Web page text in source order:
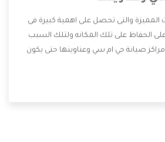
والتى تحصل على اهمية كبيرة فى
الحفاظ على تلك المكانه ولتلك السبب
صيانة جي ام سي وعناوينها حتى يكون
بكل ما يحتاجه المستهلك لكى نحافظ